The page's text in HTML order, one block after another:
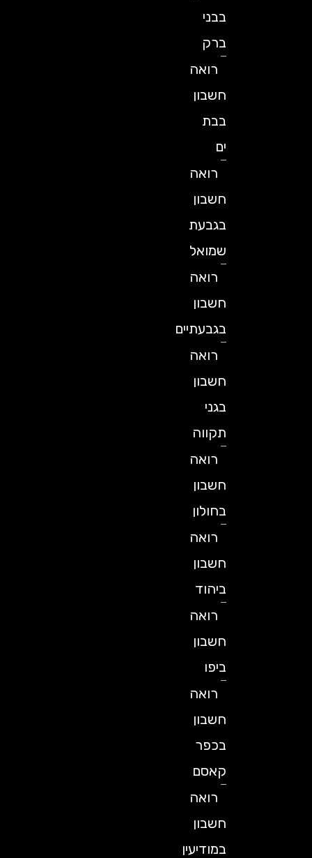
רואה
חשבון
רואה
חשבון
בגבעת
שמואל
רואה
חשבון
בגבעתיים
רואה
חשבון
תקווה
רואה
חשבון
בחולון
רואה
חשבון
ביהוד
רואה
חשבון
רואה
חשבון
בכפר
קאסם
רואה
חשבון
במודיעין